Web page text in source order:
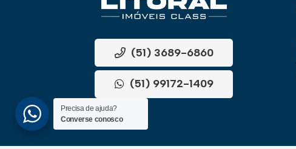
(51) 3689-6860
(51) 99172-1409
Precisa de ajuda?
Converse conosco